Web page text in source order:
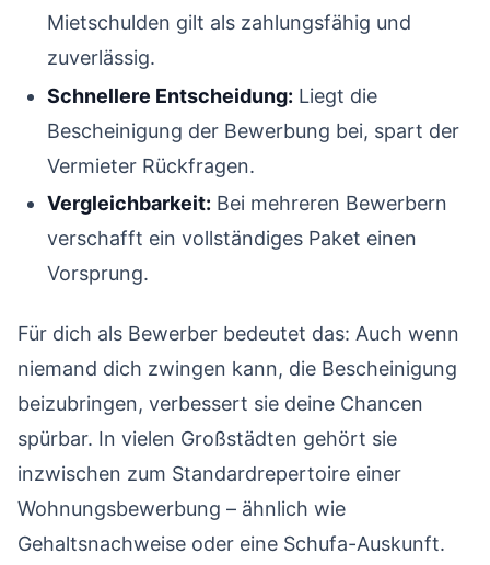
Mietschulden gilt als zahlungsfähig und
zuverlässig.
Schnellere Entscheidung: Liegt die
Bescheinigung der Bewerbung bei, spart der
Vermieter Rückfragen.
Vergleichbarkeit: Bei mehreren Bewerbern
verschafft ein vollständiges Paket einen
Vorsprung.
Für dich als Bewerber bedeutet das: Auch wenn
niemand dich zwingen kann, die Bescheinigung
beizubringen, verbessert sie deine Chancen
spürbar. In vielen Großstädten gehört sie
inzwischen zum Standardrepertoire einer
Wohnungsbewerbung – ähnlich wie
Gehaltsnachweise oder eine Schufa-Auskunft.